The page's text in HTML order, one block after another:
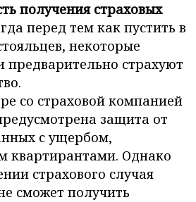
получения страховых
перед тем как пустить в
некоторые
предварительно страхуют
со страховой компанией
защита от
с ущербом,
квартирантами. Однако
страхового случая
сможет получить